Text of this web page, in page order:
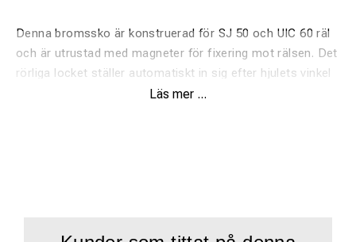
Denna bromssko är konstruerad för SJ 50 och UIC 60 räl
och är utrustad med magneter för fixering mot rälsen. Det
rörliga locket ställer automatiskt in sig efter hjulets vinkel
för att ge en jämn kontaktyta vid inbromsning.
Läs mer ...